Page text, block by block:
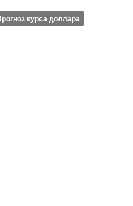
курса доллара